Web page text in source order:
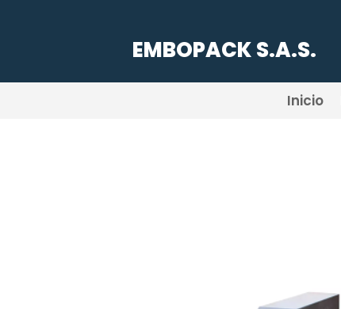
EMBOPACK S.A.S.
Inicio